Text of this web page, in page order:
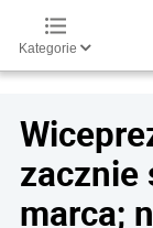
Kategorie
zacznie
marca;